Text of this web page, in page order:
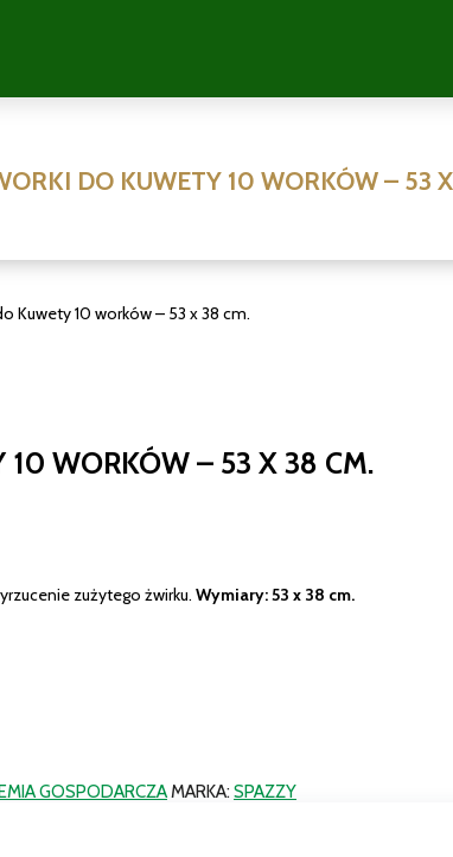
DO KUWETY 10 WORKÓW – 53
Kuwety 10 worków – 53 x 38 cm.
10 WORKÓW – 53 X 38 CM.
zużytego żwirku. Wymiary: 53 x 38 cm.
GOSPODARCZAMARKA:SPAZZY